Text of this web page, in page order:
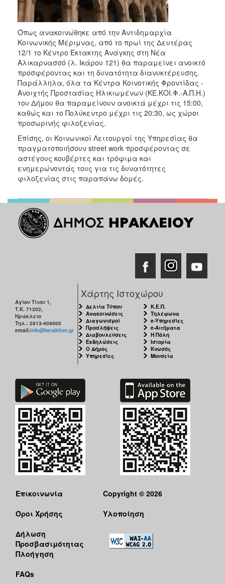
Όπως ανακοινώθηκε από την Αντιδημαρχία
Κοινωνικής Μέριμνας, από το πρωί της Δευτέρας
12/1 το Κέντρο Έκτακτης Ανάγκης στη Νέα
Αλικαρνασσό (λ. Ικάρου 121) θα παραμείνει ανοικτό
προσφέροντας και τη δυνατότητα διανυκτέρευσης.
Παράλληλα, όλα τα Κέντρα Κοινοτικής Φροντίδας -
Ανοιχτής Προστασίας Ηλικιωμένων (ΚΕ.ΚΟΙ.Φ.-Α.Π.Η.)
του Δήμου θα παραμείνουν ανοικτά μέχρι τις 15:00,
καθώς και το Πολύκεντρο μέχρι τις 20:30, ως χώροι
προσωρινής φιλοξενίας.
Επίσης, οι Κοινωνικοί Λειτουργοί της Υπηρεσίας θα
πραγματοποιήσουν street work προσφέροντας σε
αστέγους κουβέρτες και τρόφιμα και
ενημερώνοντάς τους για τις δυνατότητες
φιλοξενίας στις παραπάνω δομές.
Αγίου Τίτου 1,
Τ.Κ. 71202,
Ηράκλειο
Τηλ.: 2813-409000
email:info@heraklion.gr
Χάρτης Ιστοχώρου
Δελτία Τύπου
Ανακοινώσεις
Διαγωνισμοί
Προσλήψεις
Διαβουλεύσεις
Εκδηλώσεις
Ο Δήμος
Υπηρεσίες
Κ.Ε.Π.
Τηλέφωνα
e-Υπηρεσίες
e-Αιτήματα
Η Πόλη
Ιστορία
Κνωσός
Μουσεία
Επικοινωνία
Όροι Χρήσης
Δήλωση
Προσβασιμότητας
Πλοήγηση
FAQs
Copyright © 2026
Υλοποίηση